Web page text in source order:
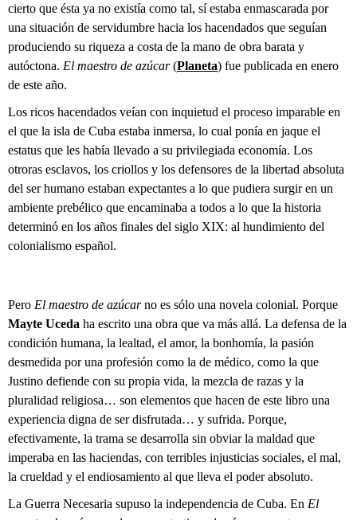
cierto que ésta ya no existía como tal, sí estaba enmascarada por
una situación de servidumbre hacia los hacendados que seguían
produciendo su riqueza a costa de la mano de obra barata y
autóctona. El maestro de azúcar(Planeta) fue publicada en enero
de este año.
Los ricos hacendados veían con inquietud el proceso imparable en
el que la isla de Cuba estaba inmersa, lo cual ponía en jaque el
estatus que les había llevado a su privilegiada economía. Los
otroras esclavos, los criollos y los defensores de la libertad absoluta
del ser humano estaban expectantes a lo que pudiera surgir en un
ambiente prebélico que encaminaba a todos a lo que la historia
determinó en los años finales del siglo XIX: al hundimiento del
colonialismo español.
Pero El maestro de azúcarno es sólo una novela colonial. Porque
Mayte Uceda ha escrito una obra que va más allá. La defensa de la
condición humana, la lealtad, el amor, la bonhomía, la pasión
desmedida por una profesión como la de médico, como la que
Justino defiende con su propia vida, la mezcla de razas y la
pluralidad religiosa… son elementos que hacen de este libro una
experiencia digna de ser disfrutada… y sufrida. Porque,
efectivamente, la trama se desarrolla sin obviar la maldad que
imperaba en las haciendas, con terribles injusticias sociales, el mal,
la crueldad y el endiosamiento al que lleva el poder absoluto.
La Guerra Necesaria supuso la independencia de Cuba. En El